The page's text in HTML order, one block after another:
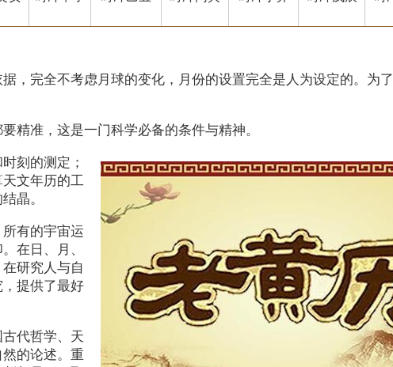
，完全不考虑月球的变化，月份的设置完全是人为设定的。为
精准，这是一门科学必备的条件与精神。
刻的测定；
文年历的工
晶。
有的宇宙运
在日、月、
研究人与自
提供了最好
代哲学、天
的论述。重